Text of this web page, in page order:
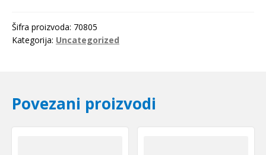
komada)
NSK
Šifra proizvoda: 70805
Kategorija: Uncategorized
Povezani proizvodi